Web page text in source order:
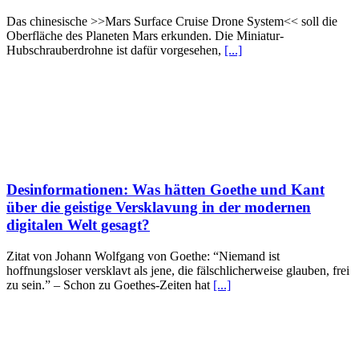
Das chinesische >>Mars Surface Cruise Drone System<< soll die
Oberfläche des Planeten Mars erkunden. Die Miniatur-
Hubschrauberdrohne ist dafür vorgesehen, [...]
Desinformationen: Was hätten Goethe und Kant
über die geistige Versklavung in der modernen
digitalen Welt gesagt?
Zitat von Johann Wolfgang von Goethe: “Niemand ist
hoffnungsloser versklavt als jene, die fälschlicherweise glauben, frei
zu sein.” – Schon zu Goethes-Zeiten hat [...]